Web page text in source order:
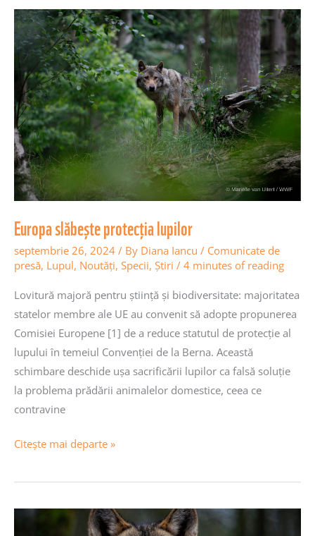
Europa slăbește protecția lupilor
septembrie 26, 2024 / By Diana Iancu / Comunicate de
presă, Lupul, Noutăţi, Specii, Știri / 4 minutes of reading
Lovitură majoră pentru știință și biodiversitate: majoritatea
statelor membre ale UE au convenit să adopte propunerea
Comisiei Europene [1] de a reduce statutul de protecție al
lupului în temeiul Convenției de la Berna. Această
schimbare deschide ușa sacrificării lupilor ca falsă soluție
la problema prădării animalelor domestice, ceea ce
contravine
Europa
slăbește
protecția
lupilor
Citește mai departe »
Peste